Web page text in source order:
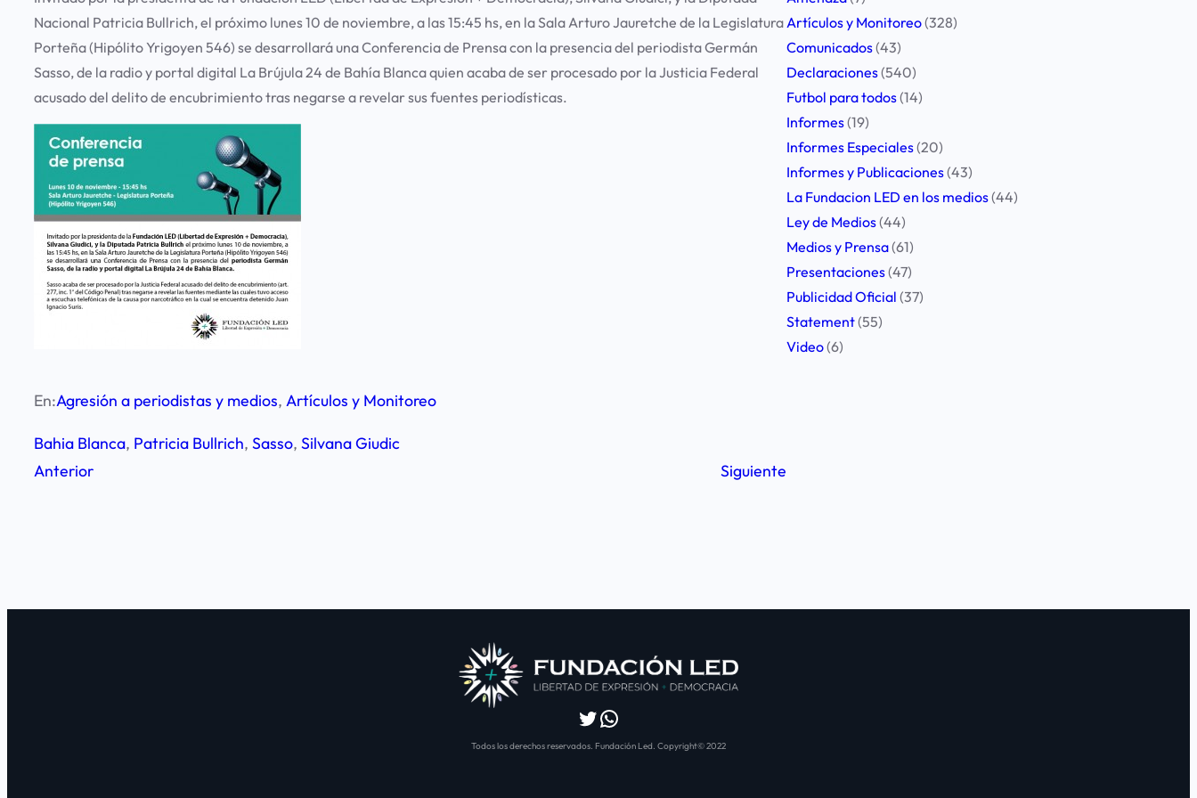
Nacional Patricia Bullrich, el próximo lunes 10 de noviembre, a las 15:45 hs, en la Sala Arturo Jauretche de la Legislatura
Porteña (Hipólito Yrigoyen 546) se desarrollará una Conferencia de Prensa con la presencia del periodista Germán
Sasso, de la radio y portal digital La Brújula 24 de Bahía Blancaquien acaba de ser procesado por la Justicia Federal
acusado del delito de encubrimiento tras negarse a revelar sus fuentes periodísticas.
En:Agresión a periodistas y medios, Artículos y Monitoreo
Bahia Blanca, Patricia Bullrich, Sasso, Silvana Giudic
Anterior
Siguiente
Artículos y Monitoreo(328)
Comunicados(43)
Declaraciones(540)
Futbol para todos(14)
Informes(19)
Informes Especiales(20)
Informes y Publicaciones(43)
La Fundacion LED en los medios(44)
Ley de Medios(44)
Medios y Prensa(61)
Presentaciones(47)
Publicidad Oficial (37)
Statement(55)
Video(6)
Twitter
WhatsApp
Todos los derechos reservados. Fundación Led. Copyright© 2022